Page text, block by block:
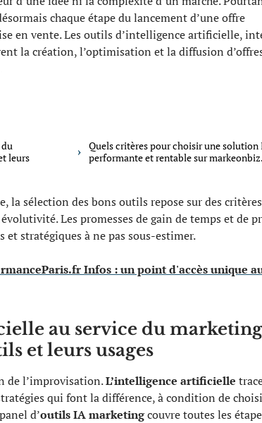
chaque étape du lancement d’une offre
en vente. Les outils d’intelligence artificielle,
la création, l’optimisation et la diffusion
leurs
Quels critères pour choisir une solution
performante et rentable sur
la sélection des bons outils repose sur des
Les promesses de gain de temps et de
et stratégiques à ne pas sous-estimer.
Infos : un point d'accès unique
au service du
et leurs usages
de l’improvisation.L’intelligence artificielle
qui font la différence, à condition de
d’outils IA marketingcouvre toutes les